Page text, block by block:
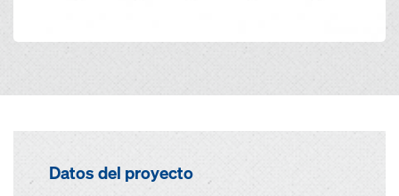
Datos del proyecto